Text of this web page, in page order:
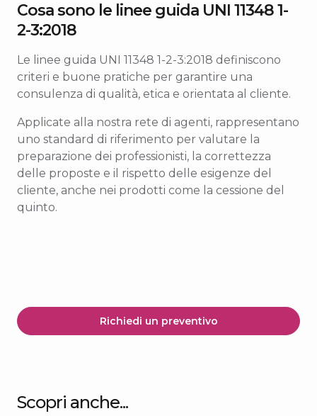
Cosa sono le linee guida UNI 11348 1-
2-3:2018
Le linee guida UNI 11348 1-2-3:2018 definiscono
criteri e buone pratiche per garantire una
consulenza di qualità, etica e orientata al cliente.
Applicate alla nostra rete di agenti, rappresentano
uno standard di riferimento per valutare la
preparazione dei professionisti, la correttezza
delle proposte e il rispetto delle esigenze del
cliente, anche nei prodotti come la cessione del
quinto.
Richiedi un preventivo
Scopri anche...